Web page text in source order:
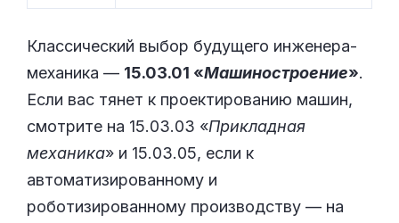
Классический выбор будущего инженера-
механика — 15.03.01 «Машиностроение».
Если вас тянет к проектированию машин,
смотрите на 15.03.03 «Прикладная
механика» и 15.03.05, если к
автоматизированному и
роботизированному производству — на